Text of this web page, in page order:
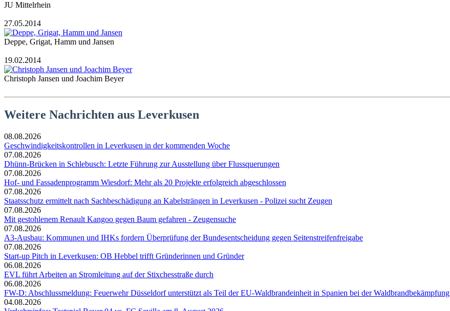
JU Mittelrhein
27.05.2014
Deppe, Grigat, Hamm und Jansen
19.02.2014
Christoph Jansen und Joachim Beyer
Weitere Nachrichten aus Leverkusen
08.08.2026
Geschwindigkeitskontrollen in Leverkusen in der kommenden Woche
07.08.2026
Dhünn-Brücken in Schlebusch: Letzte Führung zur Ausstellung über Flussquerungen
07.08.2026
Hof- und Fassadenprogramm Wiesdorf: Mehr als 20 Projekte erfolgreich abgeschlossen
07.08.2026
Staatsschutz ermittelt nach Sachbeschädigung an Kabelsträngen in Leverkusen - Polizei sucht Zeugen
07.08.2026
Mit gestohlenem Renault Kangoo gegen Baum gefahren - Zeugensuche
07.08.2026
A3-Ausbau: Kommunen und IHKs fordern Überprüfung der Bundesentscheidung gegen Seitenstreifenfreigabe
07.08.2026
Start-up Pitch in Leverkusen: OB Hebbel trifft Gründerinnen und Gründer
06.08.2026
EVL führt Arbeiten an Stromleitung auf der Stixchesstraße durch
06.08.2026
FW-D: Abschlussmeldung: Feuerwehr Düsseldorf unterstützt als Teil der EU-Waldbrandeinheit in Spanien bei der Waldbrandbekämpfung
04.08.2026